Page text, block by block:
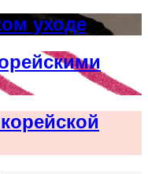
уходе